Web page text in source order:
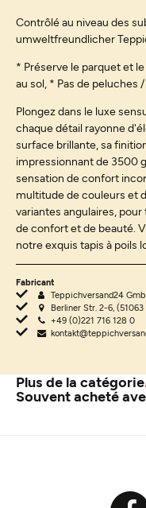
Contrôlé au niveau des
umweltfreundlicher
* Préserve le parquet et
au sol, * Pas de peluches
Plongez dans le luxe
chaque détail rayonne
surface brillante, sa
impressionnant de 3500
sensation de confort
multitude de couleurs et
variantes angulaires,
de confort et de beauté.
notre exquis tapis à poils
Fabricant
Teppichversand24
Berliner Str. 2-6, (51063
+49 (0)221 716 128 0
Plus de la catégorie
Souvent acheté